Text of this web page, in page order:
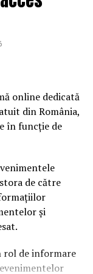
cerinţelor
1059/2003.
sosit
cum au fost
Naţională
pe statul de
fi împlinită
UDMR.
favorizată de
online dedicată
din România,
în funcție de
de către
și
rol de informare